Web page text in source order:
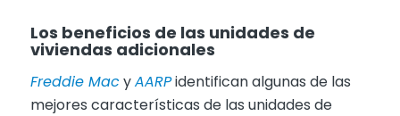
Los beneficios de las unidades de
viviendas adicionales
Freddie MacyAARPidentifican algunas de las
mejores características de las unidades de